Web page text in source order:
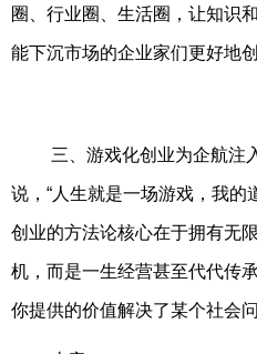
圈、行业圈、生活圈，让知识
能下沉市场的企业家们更好地创
三、游戏化创业为企航注
说，“人生就是一场游戏，我的
创业的方法论核心在于拥有无
机，而是一生经营甚至代代传
你提供的价值解决了某个社会